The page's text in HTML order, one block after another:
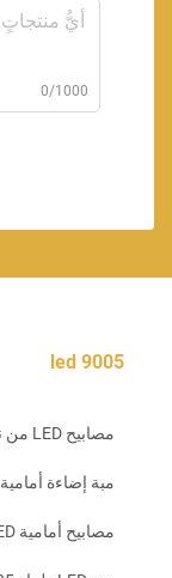
0/1000
9005 led
مصابيح LED من نوع 9005
مبة إضاءة أمامية LED طراز 9005
مصابيح أمامية LED طراز 9005